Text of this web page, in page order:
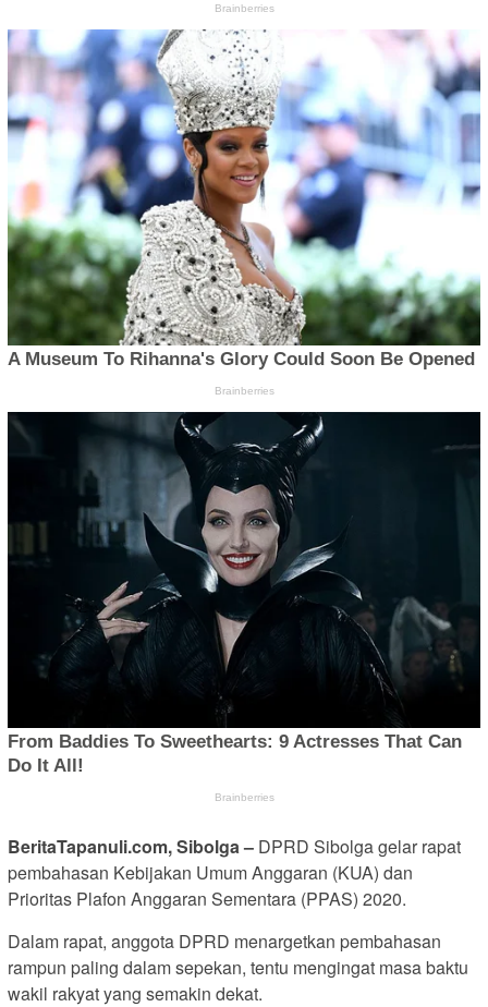
BeritaTapanuli.com, Sibolga – DPRD Sibolga gelar rapat
pembahasan Kebijakan Umum Anggaran (KUA) dan
Prioritas Plafon Anggaran Sementara (PPAS) 2020.
Dalam rapat, anggota DPRD menargetkan pembahasan
rampun paling dalam sepekan, tentu mengingat masa baktu
wakil rakyat yang semakin dekat.